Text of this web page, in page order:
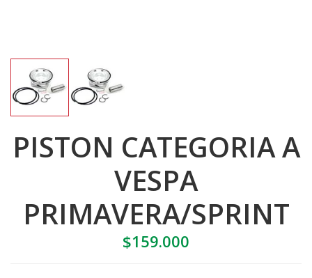
PISTON CATEGORIA A
VESPA
PRIMAVERA/SPRINT
$159.000